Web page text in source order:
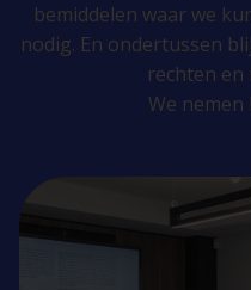
bemiddelen waar we
nodig. En ondertussen
rechten en
We